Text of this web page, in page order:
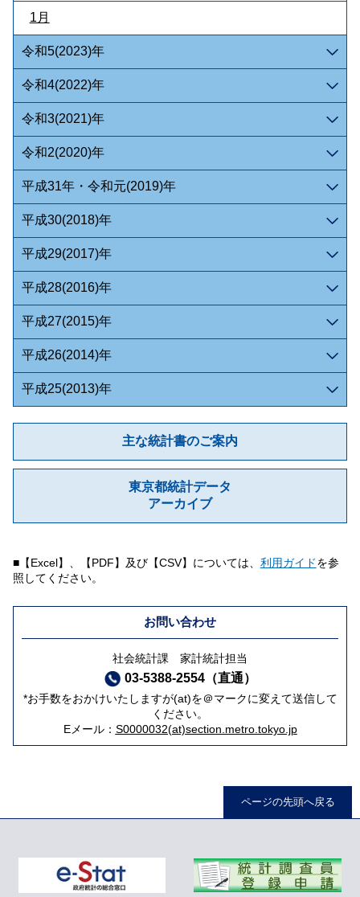
1月
令和5(2023)年
令和4(2022)年
令和3(2021)年
令和2(2020)年
平成31年・令和元(2019)年
平成30(2018)年
平成29(2017)年
平成28(2016)年
平成27(2015)年
平成26(2014)年
平成25(2013)年
主な統計書のご案内
東京都統計データ
アーカイブ
■【Excel】、【PDF】及び【CSV】については、 利用ガイドを参
照してください。
お問い合わせ
社会統計課 家計統計担当
03-5388-2554（直通）
*お手数をおかけいたしますが(at)を＠マークに変えて送信して
ください。
Eメール： S0000032(at)section.metro.tokyo.jp
ページの先頭へ戻る